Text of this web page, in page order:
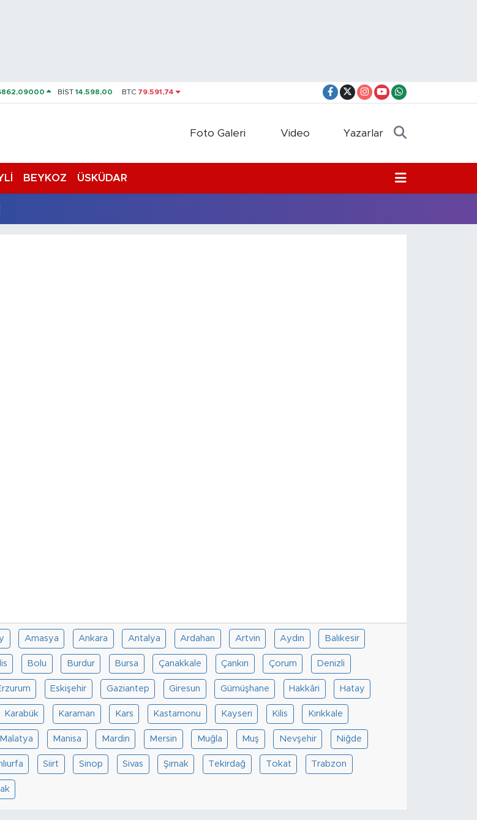
BİST14.598,00 BTC 79.591,74
Foto Galeri Video Yazarlar
BEYKOZ ÜSKÜDAR
Amasya Ankara Antalya Ardahan Artvin Aydın Balıkesir
Bolu Burdur Bursa Çanakkale Çankırı Çorum Denizli
Eskişehir Gaziantep Giresun Gümüşhane Hakkâri Hatay
Karabük Karaman Kars Kastamonu Kayseri Kilis Kırıkkale
Malatya Manisa Mardin Mersin Muğla Muş Nevşehir Niğde
Siirt Sinop Sivas Şırnak Tekirdağ Tokat Trabzon